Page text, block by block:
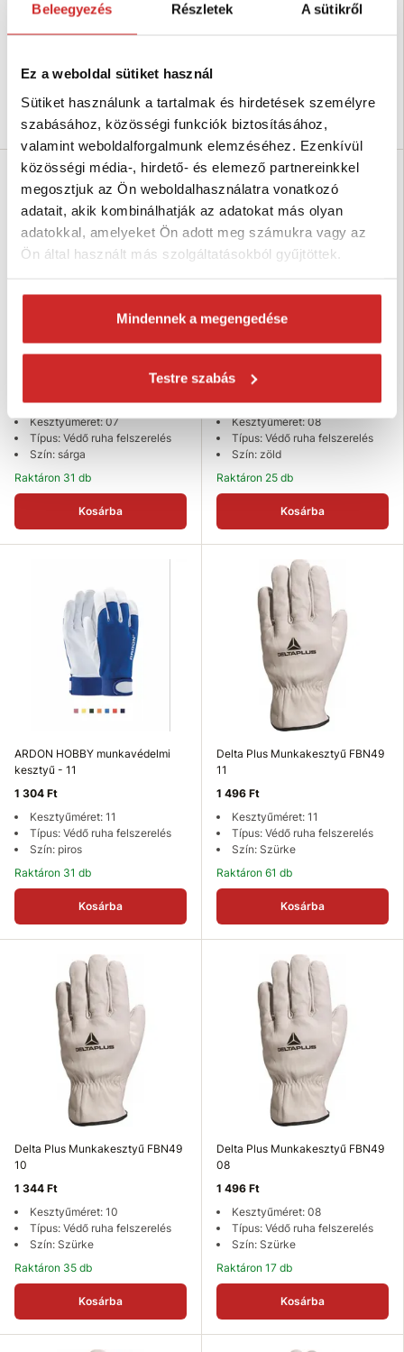
Beleegyezés Részletek A sütikről
Ez a weboldal sütiket használ
Sütiket használunk a tartalmak és hirdetések személyre
szabásához, közösségi funkciók biztosításához,
valamint weboldalforgalmunk elemzéséhez. Ezenkívül
közösségi média-, hirdető- és elemező partnereinkkel
megosztjuk az Ön weboldalhasználatra vonatkozó
adatait, akik kombinálhatják az adatokat más olyan
adatokkal, amelyeket Ön adott meg számukra vagy az
Ön által használt más szolgáltatásokból gyűjtöttek.
Mindennek a megengedése
Testre szabás
Kesztyűméret: 07
Raktáron 4 db
Kosárba
Típus: Védő ruha felszerelés
Kosárba
ARDON HOBBY munkavédelmi
1 304 Ft
Kesztyűméret: 07
Típus: Védő ruha felszerelés
Szín: sárga
Raktáron 31 db
Kosárba
ARDON HOBBY munkavédelmi
kesztyű - 08
Kesztyűméret: 08
Típus: Védő ruha felszerelés
Szín: zöld
Raktáron 25 db
Kosárba
ARDON HOBBY munkavédelmi
kesztyű - 11
1 304 Ft
Kesztyűméret: 11
Típus: Védő ruha felszerelés
Szín: piros
Raktáron 31 db
Kosárba
Delta Plus Munkakesztyű FBN49
11
1 496 Ft
Kesztyűméret: 11
Típus: Védő ruha felszerelés
Szín: Szürke
Raktáron 61 db
Kosárba
Delta Plus Munkakesztyű FBN49
10
1 344 Ft
Kesztyűméret: 10
Típus: Védő ruha felszerelés
Szín: Szürke
Raktáron 35 db
Kosárba
Delta Plus Munkakesztyű FBN49
08
1 496 Ft
Kesztyűméret: 08
Típus: Védő ruha felszerelés
Szín: Szürke
Raktáron 17 db
Kosárba